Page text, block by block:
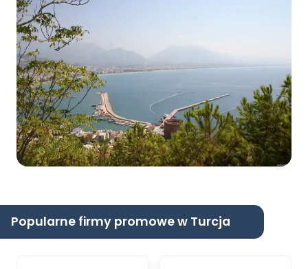
Popularne firmy promowe w Turcja